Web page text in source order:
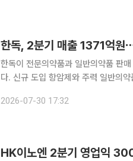
한독, 2분기 매출 1371억원
한독이 전문의약품과 일반의약품 판
다. 신규 도입 항암제와 주력 일반의
30일 공시했다. 매출은 지난해 같은
2026-07-30 17:32
HK이노엔 2분기 영업익